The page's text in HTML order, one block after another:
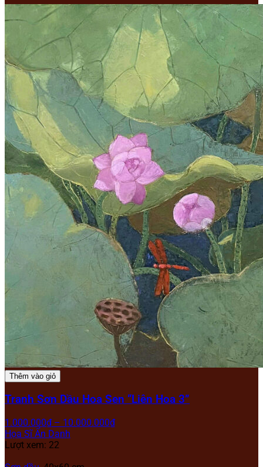
Thêm vào giỏ
Tranh Sơn Dầu Hoa Sen “Liên Hoa 3”
1.000.000₫ – 10.000.000₫
Họa Sĩ Ẩn Danh
Lượt xem: 22